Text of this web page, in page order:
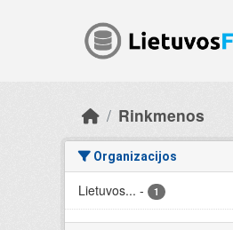
Rinkmenos
Organizacijos
Lietuvos... - 1